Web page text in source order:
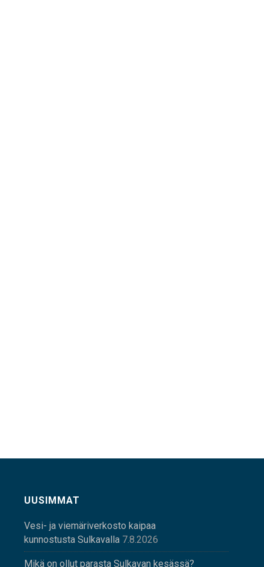
UUSIMMAT
Vesi- ja viemäriverkosto kaipaa
kunnostusta Sulkavalla 7.8.2026
Mikä on ollut parasta Sulkavan kesässä?